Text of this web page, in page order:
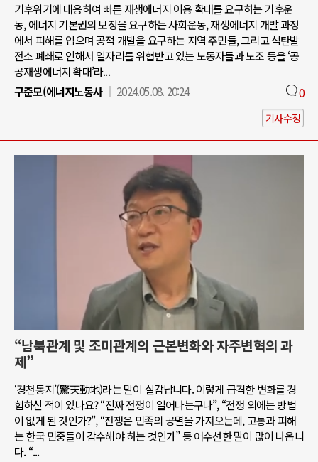
기후위기에 대응하여 빠른 재생에너지 이용 확대를 요구하는 기후운
동, 에너지 기본권의 보장을 요구하는 사회운동, 재생에너지 개발 과정
에서 피해를 입으며 공적 개발을 요구하는 지역 주민들, 그리고 석탄발
전소 폐쇄로 인해서 일자리를 위협받고 있는 노동자들과 노조 등을 ‘공
공재생에너지 확대’라...
구준모(에너지노동사
2024.05.08. 20:24 0
기사수정
“남북관계 및 조미관계의 근본변화와 자주변혁의 과
제”
‘경천동지’(驚天動地)라는 말이 실감납니다. 이렇게 급격한 변화를 경
험하신 적이 있나요? “진짜 전쟁이 일어나는구나”, “전쟁 외에는 방법
이 없게 된 것인가?”, “전쟁은 민족의 공멸을 가져오는데, 고통과 피해
는 한국 민중들이 감수해야 하는 것인가” 등 어수선한 말이 많이 나옵니
다. “...